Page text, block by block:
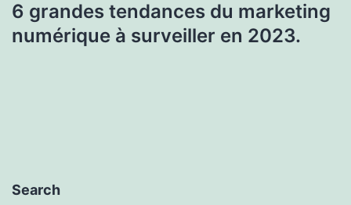
6 grandes tendances du marketing
numérique à surveiller en 2023.
Search